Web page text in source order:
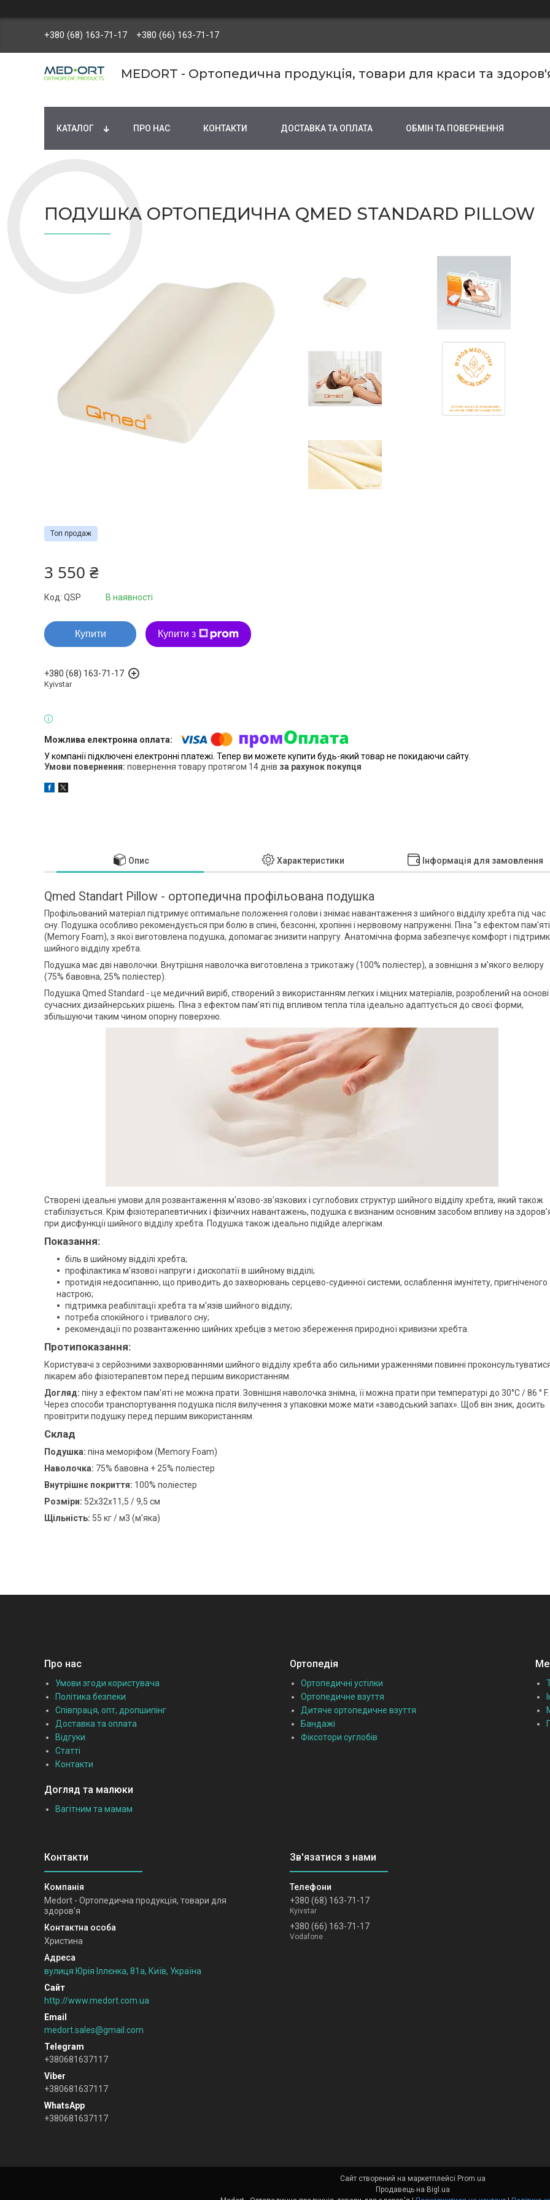
+380 (68) 163-71-17 +380 (66) 163-71-17
MEDORT - Ортопедична продукція, товари для краси та
КАТАЛОГ ПРО НАС КОНТАКТИ ДОСТАВКА ТА ОПЛАТА ОБМІН ТА ПОВЕРНЕННЯ
ПОДУШКА ОРТОПЕДИЧНА QMED STANDARD PILLOW
Топ продаж
3 550 ₴
В наявності
Код: QSP
Купити Купити з
+380 (68) 163-71-17
Kyivstar
У компанії підключені електронні платежі. Тепер ви можете купити будь-який товар не покидаючи сайту.
повернення товару протягом 14 днів за рахунок покупця
Опис Характеристики Інформація для замовлення
Qmed Standart Pillow - ортопедична профільована подушка
Профільований матеріал підтримує оптимальне положення голови і знімає навантаження з шийного відділу хребта під час
сну. Подушка особливо рекомендується при болю в спині, безсонні, хропінні і нервовому напруженні. Піна "з ефектом
(Memory Foam), з якої виготовлена подушка, допомагає знизити напругу. Анатомічна форма забезпечує комфорт і
шийного відділу хребта.
Подушка має дві наволочки. Внутрішня наволочка виготовлена з трикотажу (100% поліестер), а зовнішня з м'якого велюру
(75% бавовна, 25% поліестер).
Подушка Qmed Standard - це медичний виріб, створений з використанням легких і міцних матеріалів, розроблений на основі
сучасних дизайнерських рішень. Піна з ефектом пам'яті під впливом тепла тіла ідеально адаптується до своєї форми,
збільшуючи таким чином опорну поверхню.
Створені ідеальні умови для розвантаження м'язово-зв'язкових і суглобових структур шийного відділу хребта, який також
стабілізується. Крім фізіотерапевтичних і фізичних навантажень, подушка є визнаним основним засобом впливу на
при дисфункції шийного відділу хребта. Подушка також ідеально підійде алергікам.
Показання:
біль в шийному відділі хребта;
профілактика м'язової напруги і дископатії в шийному відділі;
протидія недосипанню, що приводить до захворювань серцево-судинної системи, ослаблення імунітету, пригніченого
настрою;
підтримка реабілітації хребта та м'язів шийного відділу;
потреба спокійного і тривалого сну;
рекомендації по розвантаженню шийних хребців з метою збереження природної кривизни хребта.
Протипоказання:
Користувачі з серйозними захворюваннями шийного відділу хребта або сильними ураженнями повинні
лікарем або фізіотерапевтом перед першим використанням.
Догляд: піну з ефектом пам'яті не можна прати. Зовнішня наволочка знімна, її можна прати при температурі до 30°C / 86 ° F.
Через способи транспортування подушка після вилучення з упаковки може мати «заводський запах». Щоб він зник, досить
провітрити подушку перед першим використанням.
Склад
Подушка: піна меморіфом (Memory Foam)
Наволочка: 75% бавовна + 25% поліестер
Внутрішнє покриття: 100% поліестер
Розміри: 52x32x11,5 / 9,5 см
Щільність: 55 кг / м3 (м'яка)
Про нас
Умови згоди користувача
Політика безпеки
Співпраця, опт, дропшипінг
Доставка та оплата
Відгуки
Статті
Контакти
Ортопедія
Ортопедичні устілки
Ортопедичне взуття
Дитяче ортопедичне взуття
Бандажі
Фіксотори суглобів
Догляд та малюки
Вагітним та мамам
Medort - Ортопедична продукція, товари для
здоров'я
Христина
вулиця Юрія Іллєнка, 81а, Київ, Україна
http://www.medort.com.ua
medort.sales@gmail.com
+380681637117
+380681637117
+380681637117
+380 (68) 163-71-17
Kyivstar
+380 (66) 163-71-17
Vodafone
Сайт створений на маркетплейсі Prom.ua
Продавець на Bigl.ua